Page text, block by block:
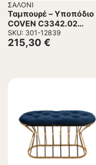
ΣΑΛΌΝΙ
Ταμπουρέ – Υποπόδιο
COVEN C3342.02
Κεραμιδί ύφασμα
100x65x37Υεκ.
SKU: 301-12839
215,30 €